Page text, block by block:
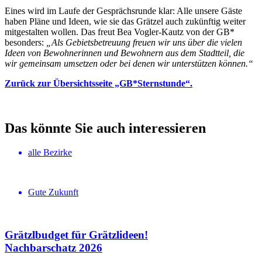
Eines wird im Laufe der Gesprächsrunde klar: Alle unsere Gäste
haben Pläne und Ideen, wie sie das Grätzel auch zukünftig weiter
mitgestalten wollen. Das freut Bea Vogler-Kautz von der GB*
besonders:
„Als Gebietsbetreuung freuen wir uns über die vielen
Ideen von Bewohnerinnen und Bewohnern aus dem Stadtteil, die
wir gemeinsam umsetzen oder bei denen wir unterstützen können.“
Zurück zur Übersichtsseite „GB*Sternstunde“.
Das könnte Sie auch interessieren
alle Bezirke
Gute Zukunft
Grätzlbudget für Grätzlideen!
Nachbar­schatz 2026